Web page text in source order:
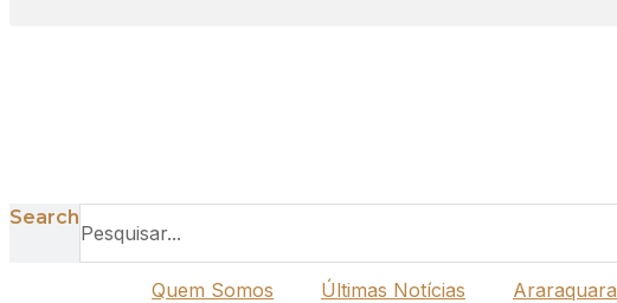
Search
Quem Somos
Últimas Notícias Araraquara